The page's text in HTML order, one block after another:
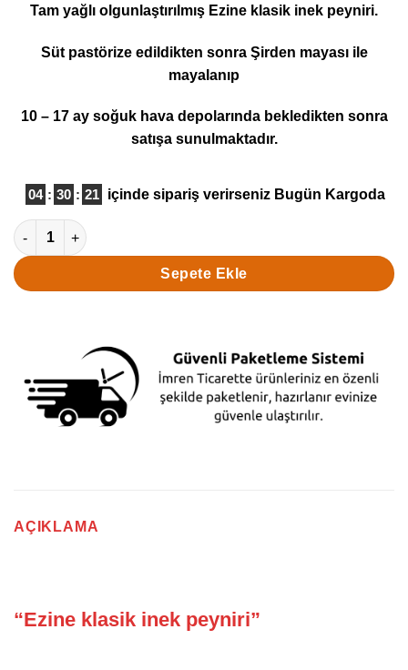
5 üzerinden
Tam yağlı olgunlaştırılmış Ezine klasik inek peyniri.
Süt pastörize edildikten sonra Şirden mayası ile
mayalanıp
10 – 17 ay soğuk hava depolarında bekledikten sonra
satışa sunulmaktadır.
04 : 30 : 20 içinde sipariş verirseniz Bugün Kargoda
Ezine Klasik İnek Beyaz Peynir 640 Gr adet
Sepete Ekle
AÇIKLAMA
“Ezine klasik inek peyniri”